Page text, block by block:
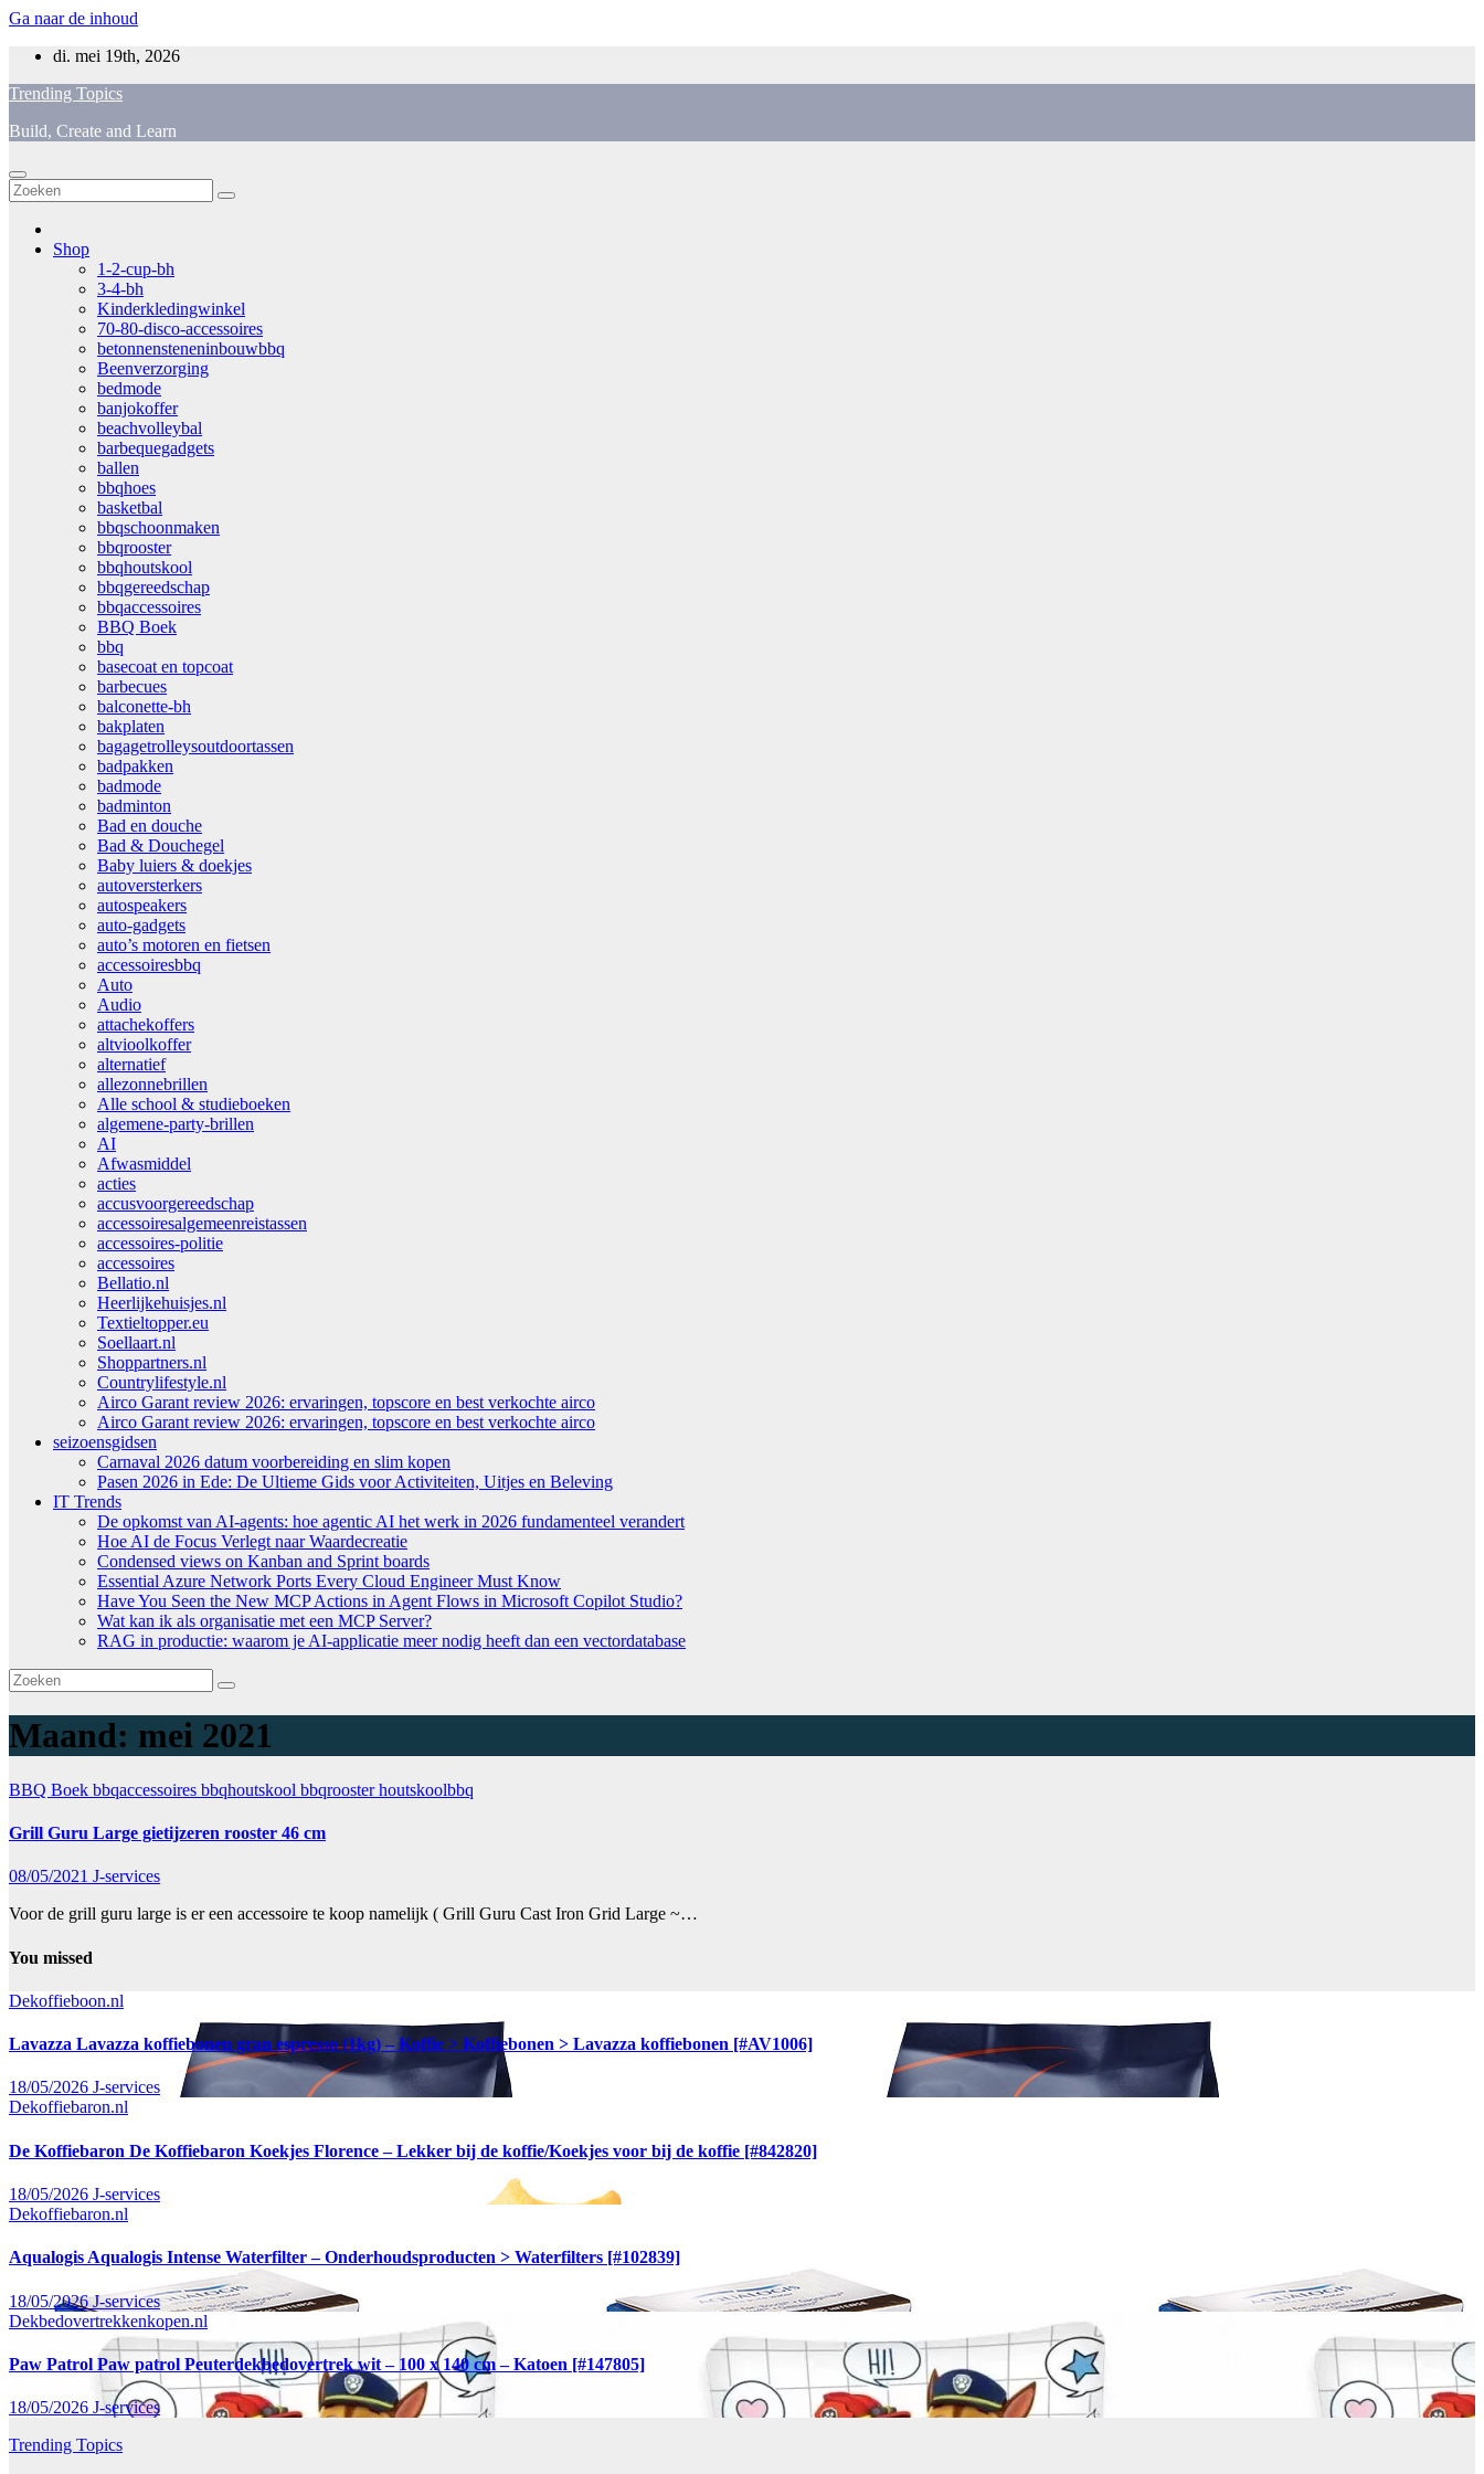
Ga naar de inhoud
di. mei 19th, 2026
Trending Topics
Build, Create and Learn
Shop
1-2-cup-bh
3-4-bh
Kinderkledingwinkel
70-80-disco-accessoires
betonnensteneninbouwbbq
Beenverzorging
bedmode
banjokoffer
beachvolleybal
barbequegadgets
ballen
bbqhoes
basketbal
bbqschoonmaken
bbqrooster
bbqhoutskool
bbqgereedschap
bbqaccessoires
BBQ Boek
bbq
basecoat en topcoat
barbecues
balconette-bh
bakplaten
bagagetrolleysoutdoortassen
badpakken
badmode
badminton
Bad en douche
Bad & Douchegel
Baby luiers & doekjes
autoversterkers
autospeakers
auto-gadgets
auto’s motoren en fietsen
accessoiresbbq
Auto
Audio
attachekoffers
altvioolkoffer
alternatief
allezonnebrillen
Alle school & studieboeken
algemene-party-brillen
AI
Afwasmiddel
acties
accusvoorgereedschap
accessoiresalgemeenreistassen
accessoires-politie
accessoires
Bellatio.nl
Heerlijkehuisjes.nl
Textieltopper.eu
Soellaart.nl
Shoppartners.nl
Countrylifestyle.nl
Airco Garant review 2026: ervaringen, topscore en best verkochte airco
Airco Garant review 2026: ervaringen, topscore en best verkochte airco
seizoensgidsen
Carnaval 2026 datum voorbereiding en slim kopen
Pasen 2026 in Ede: De Ultieme Gids voor Activiteiten, Uitjes en Beleving
IT Trends
De opkomst van AI-agents: hoe agentic AI het werk in 2026 fundamenteel verandert
Hoe AI de Focus Verlegt naar Waardecreatie
Condensed views on Kanban and Sprint boards
Essential Azure Network Ports Every Cloud Engineer Must Know
Have You Seen the New MCP Actions in Agent Flows in Microsoft Copilot Studio?
Wat kan ik als organisatie met een MCP Server?
RAG in productie: waarom je AI-applicatie meer nodig heeft dan een vectordatabase
Maand: mei 2021
BBQ Boek bbqaccessoires bbqhoutskool bbqroosterhoutskoolbbq
Grill Guru Large gietijzeren rooster 46 cm
08/05/2021 J-services
Voor de grill guru large is er een accessoire te koop namelijk ( Grill Guru Cast Iron Grid Large ~…
You missed
Dekoffieboon.nl
Lavazza Lavazza koffiebonen gran espresso (1kg) – Koffie > Koffiebonen > Lavazza koffiebonen [#AV1006]
18/05/2026 J-services
Dekoffiebaron.nl
De Koffiebaron De Koffiebaron Koekjes Florence – Lekker bij de koffie/Koekjes voor bij de koffie [#842820]
18/05/2026 J-services
Dekoffiebaron.nl
Aqualogis Aqualogis Intense Waterfilter – Onderhoudsproducten > Waterfilters [#102839]
18/05/2026J-services
Dekbedovertrekkenkopen.nl
Paw Patrol Paw patrol Peuterdekbedovertrek wit – 100 x 140 cm – Katoen [#147805]
18/05/2026 J-services
Trending Topics